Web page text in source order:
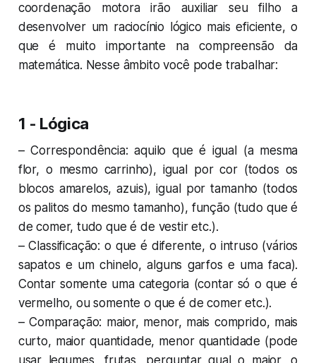
coordenação motora irão auxiliar seu filho a
desenvolver um raciocínio lógico mais eficiente, o
que é muito importante na compreensão da
matemática. Nesse âmbito você pode trabalhar:
1 - Lógica
– Correspondência: aquilo que é igual (a mesma
flor, o mesmo carrinho), igual por cor (todos os
blocos amarelos, azuis), igual por tamanho (todos
os palitos do mesmo tamanho), função (tudo que é
de comer, tudo que é de vestiretc.).
– Classificação: o que é diferente, o intruso (vários
sapatos e um chinelo, alguns garfos e uma faca).
Contar somente uma categoria (contar só o que é
vermelho, ou somente o que é de comeretc.).
– Comparação: maior, menor, mais comprido, mais
curto, maior quantidade, menor quantidade (pode